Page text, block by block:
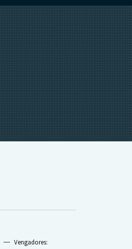
Vengadores: